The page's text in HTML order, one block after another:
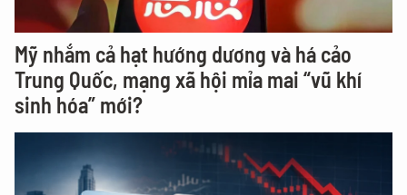
Mỹ nhắm cả hạt hướng dương và há cảo
Trung Quốc, mạng xã hội mỉa mai “vũ khí
sinh hóa” mới?